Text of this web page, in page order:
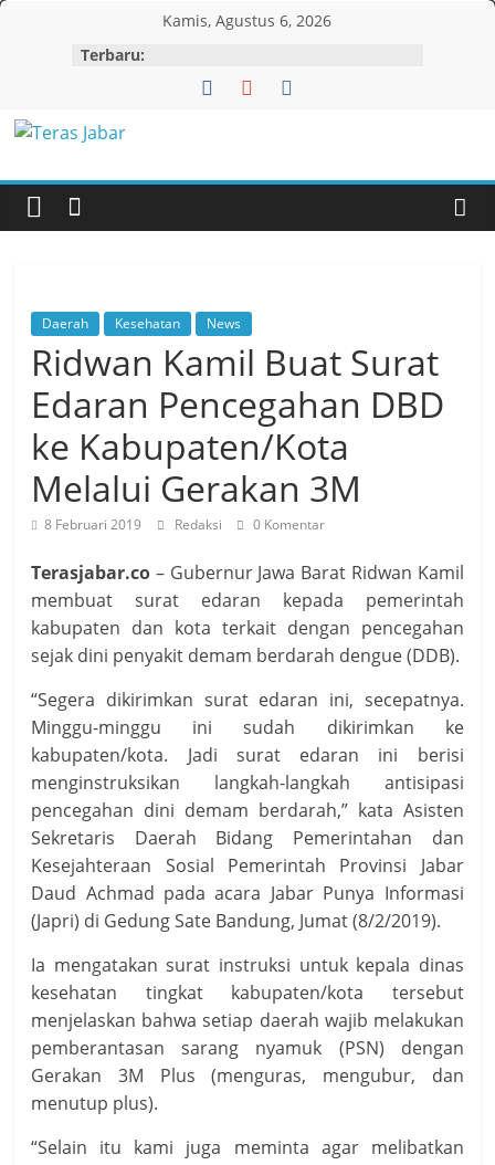
Skip
Kamis, Agustus 6, 2026
Terbaru:
Teras
Jabar
Daerah Kesehatan News
Ridwan Kamil Buat Surat
Edaran Pencegahan DBD
ke Kabupaten/Kota
Melalui Gerakan 3M
8 Februari 2019 Redaksi 0 Komentar
Terasjabar.co – Gubernur Jawa Barat Ridwan Kamil
membuat surat edaran kepada pemerintah
kabupaten dan kota terkait dengan pencegahan
sejak dini penyakit demam berdarah dengue (DDB).
“Segera dikirimkan surat edaran ini, secepatnya.
Minggu-minggu ini sudah dikirimkan ke
kabupaten/kota. Jadi surat edaran ini berisi
menginstruksikan langkah-langkah antisipasi
pencegahan dini demam berdarah,” kata Asisten
Sekretaris Daerah Bidang Pemerintahan dan
Kesejahteraan Sosial Pemerintah Provinsi Jabar
Daud Achmad pada acara Jabar Punya Informasi
(Japri) di Gedung Sate Bandung, Jumat (8/2/2019).
Ia mengatakan surat instruksi untuk kepala dinas
kesehatan tingkat kabupaten/kota tersebut
menjelaskan bahwa setiap daerah wajib melakukan
pemberantasan sarang nyamuk (PSN) dengan
Gerakan 3M Plus (menguras, mengubur, dan
menutup plus).
“Selain itu kami juga meminta agar melibatkan